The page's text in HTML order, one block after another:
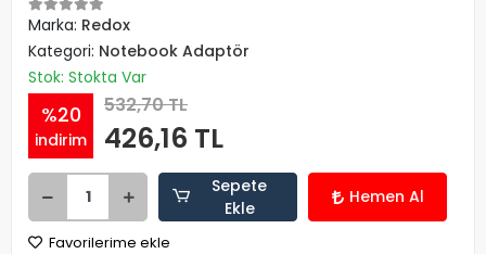
Marka: Redox
Kategori: Notebook Adaptör
Stok: Stokta Var
%20
indirim
532,70 TL
426,16 TL
Sepete
Ekle
Hemen Al
Favorilerime ekle